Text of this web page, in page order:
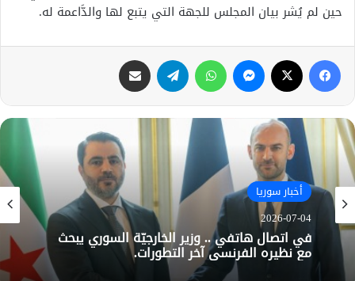
حين لم يُشر بيان المجلس للجهة التي يتبع لها والدَّاعمة له.
فيسبوك ماسنجر واتساب تيلقرام
أخبار سوريا
2026-07-04
في اتصال هاتفي .. وزير الخارجيّة السوري يبحث
مع نظيره الفرنسي آخر التطورات.